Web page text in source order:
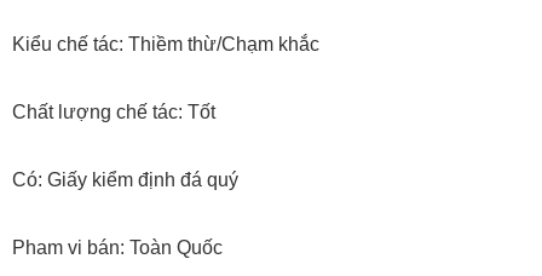
Kiểu chế tác: Thiềm thừ/Chạm khắc
Chất lượng chế tác: Tốt
Có: Giấy kiểm định đá quý
Pham vi bán: Toàn Quốc